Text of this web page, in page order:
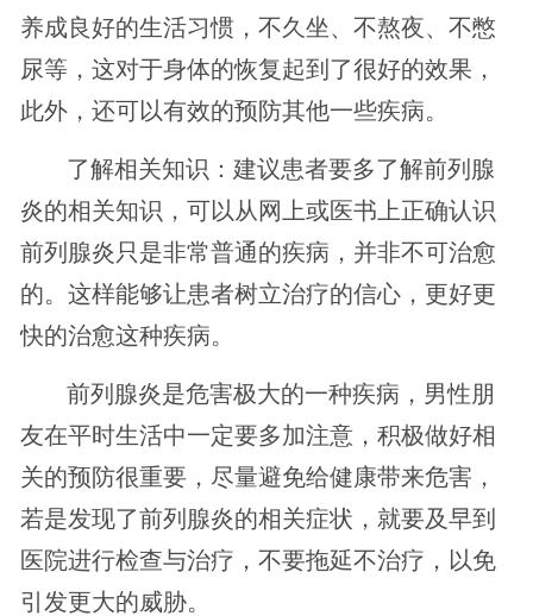
养成良好的生活习惯，不久坐、不熬夜、不憋
尿等，这对于身体的恢复起到了很好的效果，
此外，还可以有效的预防其他一些疾病。
了解相关知识：建议患者要多了解前列腺
炎的相关知识，可以从网上或医书上正确认识
前列腺炎只是非常普通的疾病，并非不可治愈
的。这样能够让患者树立治疗的信心，更好更
快的治愈这种疾病。
前列腺炎是危害极大的一种疾病，男性朋
友在平时生活中一定要多加注意，积极做好相
关的预防很重要，尽量避免给健康带来危害，
若是发现了前列腺炎的相关症状，就要及早到
医院进行检查与治疗，不要拖延不治疗，以免
引发更大的威胁。